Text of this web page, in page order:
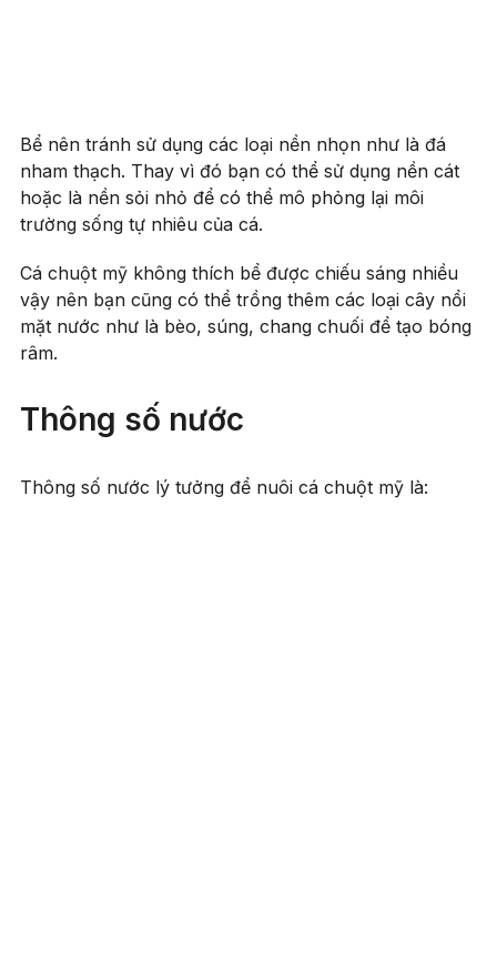
Bể nên tránh sử dụng các loại nền nhọn như là đá
nham thạch. Thay vì đó bạn có thể sử dụng nền cát
hoặc là nền sỏi nhỏ để có thể mô phỏng lại môi
trường sống tự nhiêu của cá.
Cá chuột mỹ không thích bể được chiếu sáng nhiều
vậy nên bạn cũng có thể trồng thêm các loại cây nổi
mặt nước như là bèo, súng, chang chuối để tạo bóng
râm.
Thông số nước
Thông số nước lý tưởng để nuôi cá chuột mỹ là: